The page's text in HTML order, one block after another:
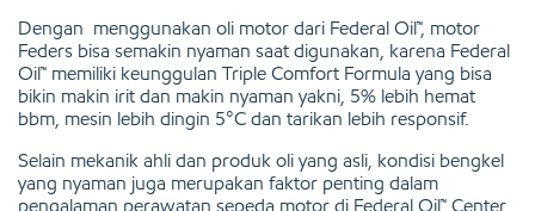
Dengan menggunakan oli motor dari Federal Oil™, motor
Feders bisa semakin nyaman saat digunakan, karena Federal
Oil™ memiliki keunggulan Triple Comfort Formula yang bisa
bikin makin irit dan makin nyaman yakni, 5% lebih hemat
bbm, mesin lebih dingin 5°C dan tarikan lebih responsif.
Selain mekanik ahli dan produk oli yang asli, kondisi bengkel
yang nyaman juga merupakan faktor penting dalam
pengalaman perawatan sepeda motor di Federal Oil™ Center.